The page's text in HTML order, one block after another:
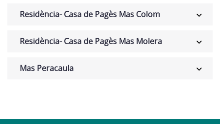
Residència- Casa de Pagès Mas Colom
Residència- Casa de Pagès Mas Molera
Mas Peracaula